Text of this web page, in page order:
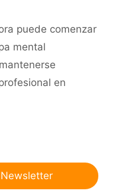
puede comenzar
mental
en